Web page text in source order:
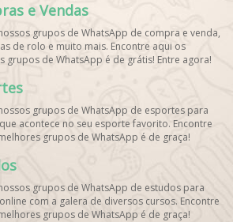
e Vendas
grupos de WhatsApp de compra e venda,
de rolo e muito mais. Encontre aqui os
grupos de WhatsApp é de grátis! Entre agora!
grupos de WhatsApp de esportes para
acontece no seu esporte favorito. Encontre
grupos de WhatsApp é de graça!
grupos de WhatsApp de estudos para
com a galera de diversos cursos. Encontre
grupos de WhatsApp é de graça!